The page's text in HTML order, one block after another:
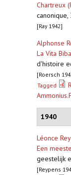
Chartreux
[Ray 1942]
Alphonse
La Vita
d'histoire
[Roersch
Tagged
1940
Léonce
Een
geestelijk
[Reypens